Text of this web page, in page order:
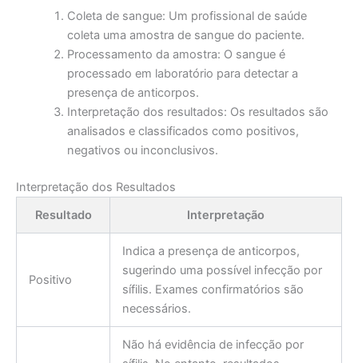
Coleta de sangue: Um profissional de saúde
coleta uma amostra de sangue do paciente.
Processamento da amostra: O sangue é
processado em laboratório para detectar a
presença de anticorpos.
Interpretação dos resultados: Os resultados são
analisados e classificados como positivos,
negativos ou inconclusivos.
Interpretação dos Resultados
Resultado
Interpretação
Positivo
Indica a presença de anticorpos,
sugerindo uma possível infecção por
sífilis. Exames confirmatórios são
necessários.
Não há evidência de infecção por